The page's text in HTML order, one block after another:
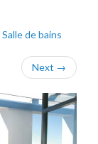
Salle de bains
Next →